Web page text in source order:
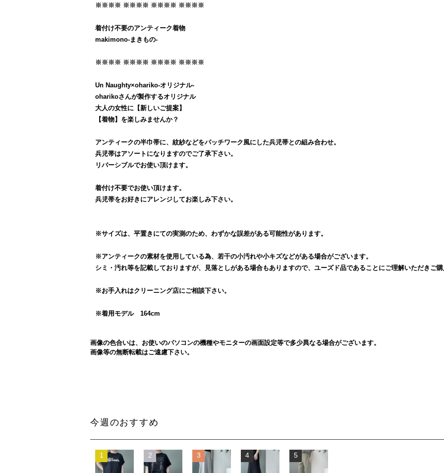
※※※※ ※※※※ ※※※※ ※※※※
着付け不要のアンティーク着物
makimono-まきもの-
※※※※ ※※※※ ※※※※ ※※※※
Un Naughty×ohariko-オリジナル-
oharikoさんが製作するオリジナル
大人の女性に【新しいご提案】
【着物】を楽しみませんか？
アンティークの半巾帯に、紋紗などをパッチワーク風にした兵児帯との組み合わせ。
兵児帯はアソートになりますのでご了承下さい。
リバーシブルでお使い頂けます。
着付け不要でお使い頂けます。
兵児帯をお好きにアレンジしてお楽しみ下さい。
※サイズは、平置きにての実測のため、わずかな誤差がある可能性があります。
※アンティークの素材を使用している為、若干の小汚れや小キズなどがある場合がございます。
シミ・汚れ等を記載しておりますが、見落としがある場合もありますので、ユーズド品であることにご理解いただきご購
※お手入れはクリーニング店にご相談下さい。
※着用モデル 164cm
画像の色合いは、お使いのパソコンの機種やモニターの画面設定等で多少異なる場合がございます。
画像等の無断転載はご遠慮下さい。
今週のおすすめ
1 2 3 4 5